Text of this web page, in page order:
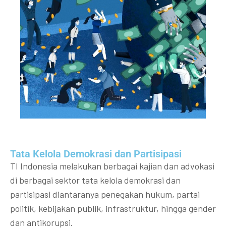
Tata Kelola Demokrasi dan Partisipasi​
TI Indonesia melakukan berbagai kajian dan advokasi
di berbagai sektor tata kelola demokrasi dan
partisipasi diantaranya penegakan hukum, partai
politik, kebijakan publik, infrastruktur, hingga gender
dan antikorupsi.